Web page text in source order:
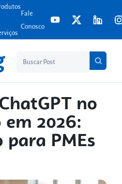
Fale
Conosco
no
em 2026:
PMEs